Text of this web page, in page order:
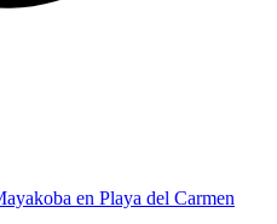
en Playa del Carmen